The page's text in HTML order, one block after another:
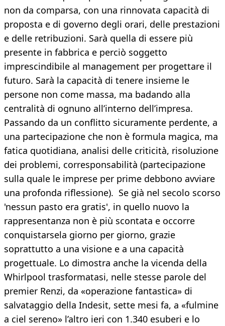
non da comparsa, con una rinnovata capacità di
proposta e di governo degli orari, delle prestazioni
e delle retribuzioni. Sarà quella di essere più
presente in fabbrica e perciò soggetto
imprescindibile al management per progettare il
futuro. Sarà la capacità di tenere insieme le
persone non come massa, ma badando alla
centralità di ognuno all’interno dell’impresa.
Passando da un conflitto sicuramente perdente, a
una partecipazione che non è formula magica, ma
fatica quotidiana, analisi delle criticità, risoluzione
dei problemi, corresponsabilità (partecipazione
sulla quale le imprese per prime debbono avviare
una profonda riflessione). Se già nel secolo scorso
'nessun pasto era gratis', in quello nuovo la
rappresentanza non è più scontata e occorre
conquistarsela giorno per giorno, grazie
soprattutto a una visione e a una capacità
progettuale. Lo dimostra anche la vicenda della
Whirlpool trasformatasi, nelle stesse parole del
premier Renzi, da «operazione fantastica» di
salvataggio della Indesit, sette mesi fa, a «fulmine
a ciel sereno» l’altro ieri con 1.340 esuberi e lo